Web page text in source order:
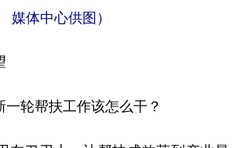
媒体中心供图）
轮帮扶工作该怎么干？